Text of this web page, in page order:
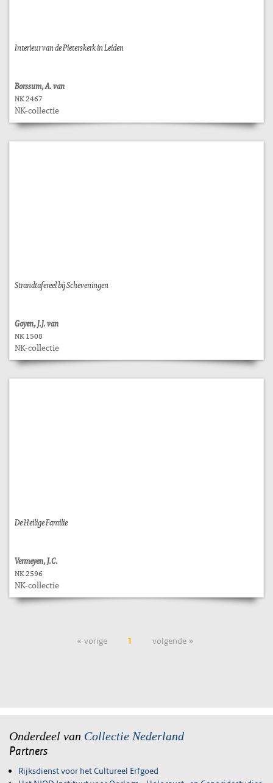
Interieur van de Pieterskerk in Leiden
Borssum, A. van
NK 2467
NK-collectie
Strandtafereel bij Scheveningen
Goyen, J.J. van
NK 1508
NK-collectie
De Heilige Familie
Vermeyen, J.C.
NK 2596
NK-collectie
« vorige 1 volgende »
Onderdeel van Collectie Nederland
Partners
Rijksdienst voor het Cultureel Erfgoed